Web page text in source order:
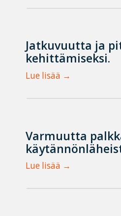
Jatkuvuutta ja
kehittämiseksi.
Lue lisää
Varmuutta
Lue lisää